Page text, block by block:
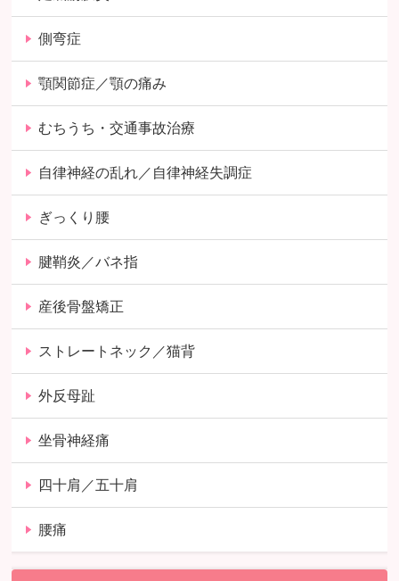
側弯症
顎関節症／顎の痛み
むちうち・交通事故治療
自律神経の乱れ／自律神経失調症
ぎっくり腰
腱鞘炎／バネ指
産後骨盤矯正
ストレートネック／猫背
外反母趾
坐骨神経痛
四十肩／五十肩
腰痛